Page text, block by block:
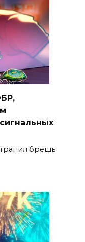
брешь